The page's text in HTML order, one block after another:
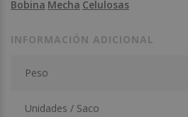
Bobina Mecha Celulosas
INFORMACIÓN ADICIONAL
Peso
Unidades / Saco